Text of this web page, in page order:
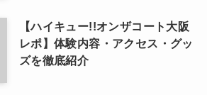
【ハイキュー!!オンザコート大阪
レポ】体験内容・アクセス・グッ
ズを徹底紹介